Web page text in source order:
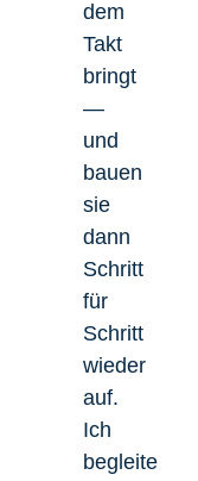
dem
Takt
bringt
—
und
bauen
sie
dann
Schritt
für
Schritt
wieder
auf.
Ich
begleite